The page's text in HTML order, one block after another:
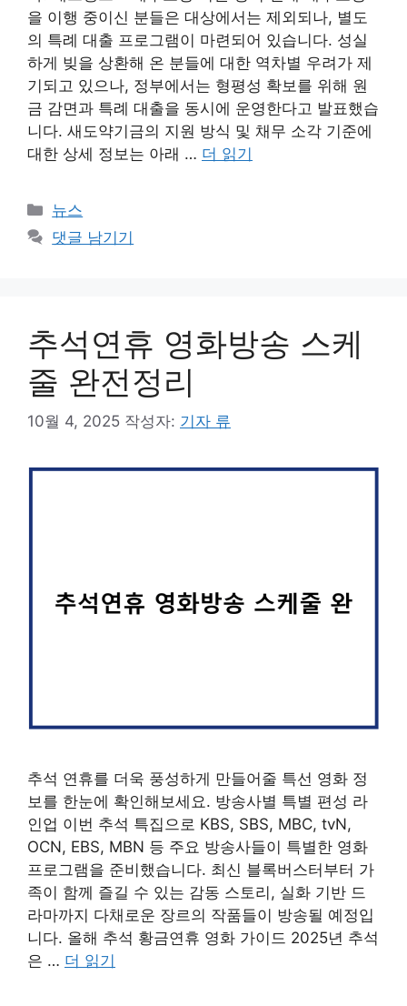
을 이행 중이신 분들은 대상에서는 제외되나, 별도
의 특례 대출 프로그램이 마련되어 있습니다. 성실
하게 빚을 상환해 온 분들에 대한 역차별 우려가 제
기되고 있으나, 정부에서는 형평성 확보를 위해 원
금 감면과 특례 대출을 동시에 운영한다고 발표했습
니다. 새도약기금의 지원 방식 및 채무 소각 기준에
대한 상세 정보는 아래 … 더 읽기
카
테
고
뉴스
댓글 남기기
추석연휴 영화방송 스케
줄 완전정리
10월 4, 2025 작성자: 기자 류
추석 연휴를 더욱 풍성하게 만들어줄 특선 영화 정
보를 한눈에 확인해보세요. 방송사별 특별 편성 라
인업 이번 추석 특집으로 KBS, SBS, MBC, tvN,
OCN, EBS, MBN 등 주요 방송사들이 특별한 영화
프로그램을 준비했습니다. 최신 블록버스터부터 가
족이 함께 즐길 수 있는 감동 스토리, 실화 기반 드
라마까지 다채로운 장르의 작품들이 방송될 예정입
니다. 올해 추석 황금연휴 영화 가이드 2025년 추석
은 … 더 읽기